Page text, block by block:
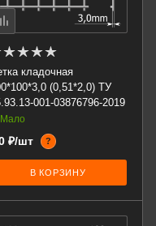
кладочная
(0,51*2,0) ТУ
001-03876796-2019
Мало
₽/шт ?
В КОРЗИНУ